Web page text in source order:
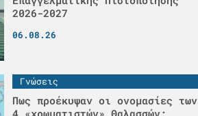
2026-2027
06.08.26
Γνώσεις
Πως προέκυψαν οι ονομασίες των